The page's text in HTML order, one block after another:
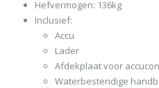
Hefvermogen: 136kg
Inclusief:
Accu
Lader
Afdekplaat voor
Waterbestendige